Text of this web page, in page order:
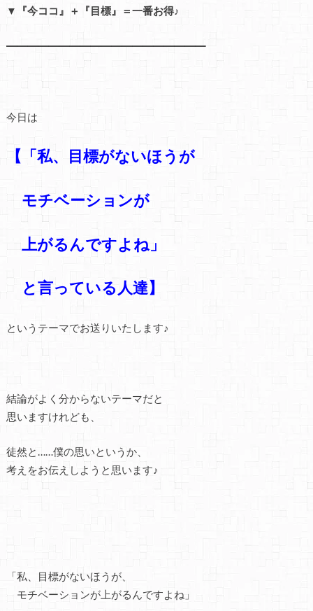
▼『今ココ』＋『目標』＝一番お得♪
━━━━━━━━━━━━━━━━━━━
今日は
【「私、目標がないほうが
モチベーションが
上がるんですよね」
と言っている人達】
というテーマでお送りいたします♪
結論がよく分からないテーマだと
思いますけれども、
徒然と……僕の思いというか、
考えをお伝えしようと思います♪
「私、目標がないほうが、
モチベーションが上がるんですよね」